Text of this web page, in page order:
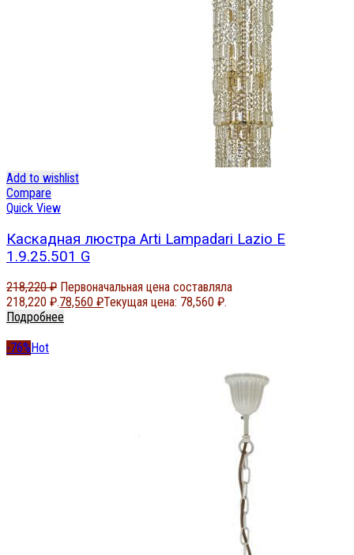
Add to wishlist
Compare
Quick View
Каскадная люстра Arti Lampadari Lazio E
1.9.25.501 G
218,220₽ Первоначальная цена составляла
218,220 ₽.78,560 ₽Текущая цена: 78,560 ₽.
Подробнее
-76% Hot